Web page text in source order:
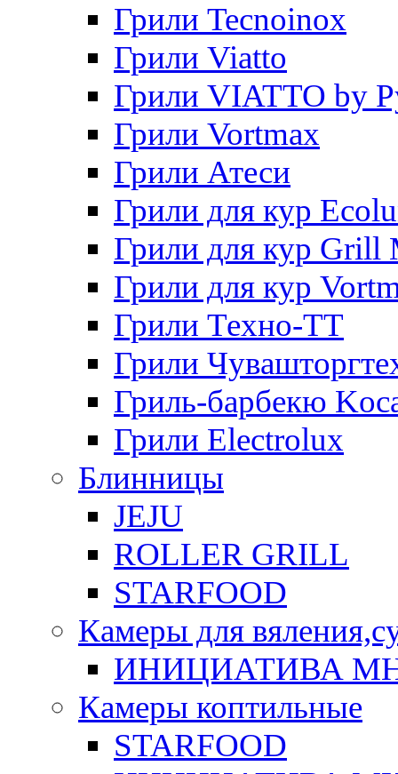
Грили Tecnoinox
Грили Viatto
Грили VIATTO by
Грили Vortmax
Грили Атеси
Грили для кур
Грили для кур Grill
Грили для кур
Грили Техно-ТТ
Грили
Гриль-барбекю
Грили Electrolux
Блинницы
JEJU
ROLLER GRILL
STARFOOD
Камеры для
ИНИЦИАТИВА
Камеры коптильные
STARFOOD